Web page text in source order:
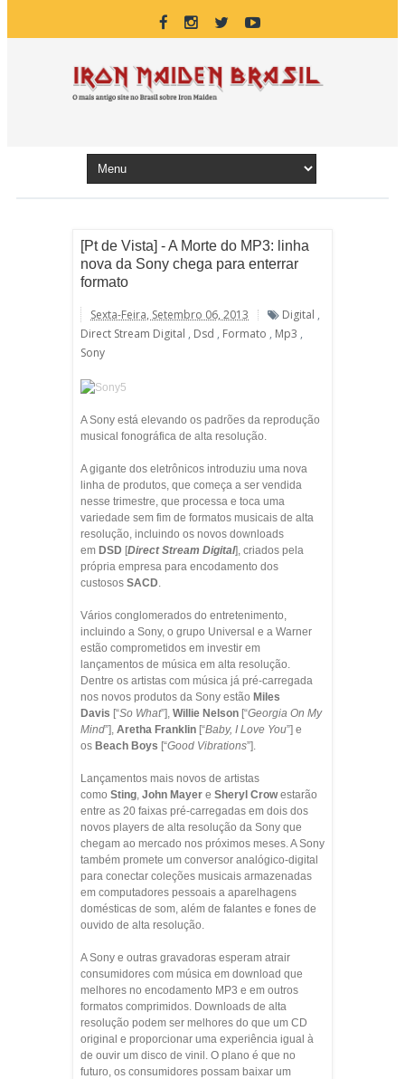
[Pt de Vista] - A Morte do MP3: linha
nova da Sony chega para enterrar
formato
Sexta-Feira, Setembro 06, 2013 Digital ,
Direct Stream Digital , Dsd , Formato , Mp3 ,
Sony
A Sony está elevando os padrões da reprodução
musical fonográfica de alta resolução.
A gigante dos eletrônicos introduziu uma nova
linha de produtos, que começa a ser vendida
nesse trimestre, que processa e toca uma
variedade sem fim de formatos musicais de alta
resolução, incluindo os novos downloads
em DSD [Direct Stream Digital], criados pela
própria empresa para encodamento dos
custosos SACD.
Vários conglomerados do entretenimento,
incluindo a Sony, o grupo Universal e a Warner
estão comprometidos em investir em
lançamentos de música em alta resolução.
Dentre os artistas com música já pré-carregada
nos novos produtos da Sony estão Miles
Davis [“So What”], Willie Nelson [“Georgia On My
Mind”], Aretha Franklin [“Baby, I Love You”] e
os Beach Boys [“Good Vibrations”].
Lançamentos mais novos de artistas
como Sting, John Mayer e Sheryl Crowestarão
entre as 20 faixas pré-carregadas em dois dos
novos players de alta resolução da Sony que
chegam ao mercado nos próximos meses. A Sony
também promete um conversor analógico-digital
para conectar coleções musicais armazenadas
em computadores pessoais a aparelhagens
domésticas de som, além de falantes e fones de
ouvido de alta resolução.
A Sony e outras gravadoras esperam atrair
consumidores com música em download que
melhores no encodamento MP3 e em outros
formatos comprimidos. Downloads de alta
resolução podem ser melhores do que um CD
original e proporcionar uma experiência igual à
de ouvir um disco de vinil. O plano é que no
futuro, os consumidores possam baixar um